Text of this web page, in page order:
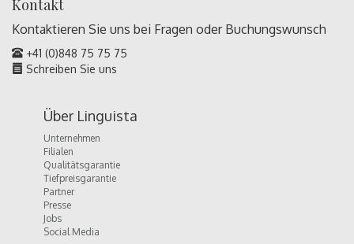
Kontakt
Kontaktieren Sie uns bei Fragen oder Buchungswunsch
+41 (0)848 75 75 75
Schreiben Sie uns
Über Linguista
Unternehmen
Filialen
Qualitätsgarantie
Tiefpreisgarantie
Partner
Presse
Jobs
Social Media